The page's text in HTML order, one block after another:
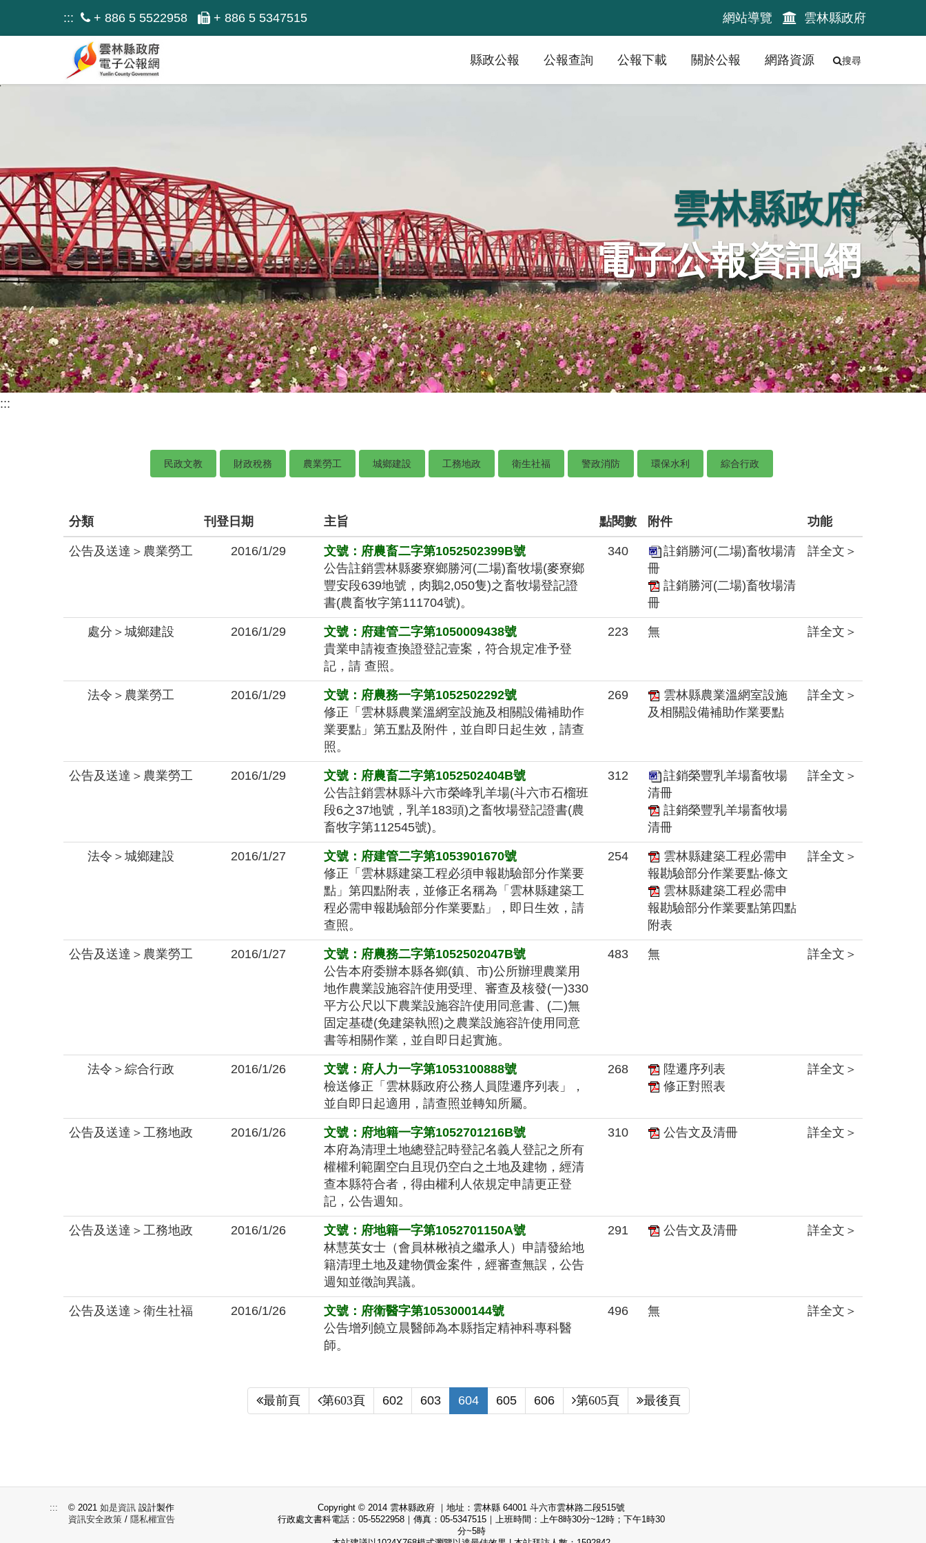
到
塊
::: + 886 5 5522958 + 886 5 5347515 網站導覽 雲林縣政府
縣政公報 公報查詢 公報下載 關於公報 網路資源 搜尋
雲林縣政府
電子公報資訊網
:::
民政文教 財政稅務 農業勞工 城鄉建設 工務地政 衛生社福 警政消防 環保水利 綜合行政
分類 刊登日期 主旨 點閱數 附件 功能
公告及送達＞農業勞工 2016/1/29
文號：府農畜二字第1052502399B號
公告註銷雲林縣麥寮鄉勝河(二場)畜牧場(麥寮鄉
豐安段639地號，肉鵝2,050隻)之畜牧場登記證
書(農畜牧字第111704號)。
340
註銷勝河(二場)畜牧場清
冊
註銷勝河(二場)畜牧場清
冊
詳全文＞
處分＞城鄉建設 2016/1/29
文號：府建管二字第1050009438號
貴業申請複查換證登記壹案，符合規定准予登
記，請 查照。
223 無 詳全文＞
法令＞農業勞工 2016/1/29
文號：府農務一字第1052502292號
修正「雲林縣農業溫網室設施及相關設備補助作
業要點」第五點及附件，並自即日起生效，請查
照。
269
雲林縣農業溫網室設施
及相關設備補助作業要點
詳全文＞
公告及送達＞農業勞工 2016/1/29
文號：府農畜二字第1052502404B號
公告註銷雲林縣斗六市榮峰乳羊場(斗六市石榴班
段6之37地號，乳羊183頭)之畜牧場登記證書(農
畜牧字第112545號)。
312
註銷榮豐乳羊場畜牧場
清冊
註銷榮豐乳羊場畜牧場
清冊
詳全文＞
法令＞城鄉建設 2016/1/27
文號：府建管二字第1053901670號
修正「雲林縣建築工程必須申報勘驗部分作業要
點」第四點附表，並修正名稱為「雲林縣建築工
程必需申報勘驗部分作業要點」，即日生效，請
查照。
254
雲林縣建築工程必需申
報勘驗部分作業要點-條文
雲林縣建築工程必需申
報勘驗部分作業要點第四點
附表
詳全文＞
公告及送達＞農業勞工 2016/1/27
文號：府農務二字第1052502047B號
公告本府委辦本縣各鄉(鎮、市)公所辦理農業用
地作農業設施容許使用受理、審查及核發(一)330
平方公尺以下農業設施容許使用同意書、(二)無
固定基礎(免建築執照)之農業設施容許使用同意
書等相關作業，並自即日起實施。
483 無 詳全文＞
法令＞綜合行政 2016/1/26
文號：府人力一字第1053100888號
檢送修正「雲林縣政府公務人員陞遷序列表」，
並自即日起適用，請查照並轉知所屬。
268
陞遷序列表
修正對照表
詳全文＞
公告及送達＞工務地政 2016/1/26
文號：府地籍一字第1052701216B號
本府為清理土地總登記時登記名義人登記之所有
權權利範圍空白且現仍空白之土地及建物，經清
查本縣符合者，得由權利人依規定申請更正登
記，公告週知。
310 公告文及清冊 詳全文＞
公告及送達＞工務地政 2016/1/26
文號：府地籍一字第1052701150A號
林慧英女士（會員林楸禎之繼承人）申請發給地
籍清理土地及建物價金案件，經審查無誤，公告
週知並徵詢異議。
291 公告文及清冊 詳全文＞
公告及送達＞衛生社福 2016/1/26
文號：府衛醫字第1053000144號
公告增列饒立晨醫師為本縣指定精神科專科醫
師。
496 無 詳全文＞
最前頁 第603頁 602(current)
603(current)
604(current)
605(current)
606(current)
第605頁 最後頁
::: © 2021 如是資訊 設計製作
資訊安全政策 / 隱私權宣告
Copyright © 2014 雲林縣政府 ｜地址：雲林縣 64001 斗六市雲林路二段515號
行政處文書科電話：05-5522958｜傳真：05-5347515｜上班時間：上午8時30分~12時；下午1時30
分~5時